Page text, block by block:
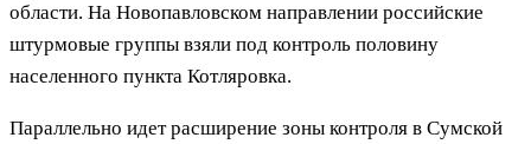
области. На Новопавловском направлении российские
штурмовые группы взяли под контроль половину
населенного пункта Котляровка.
Параллельно идет расширение зоны контроля в Сумской